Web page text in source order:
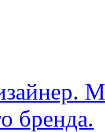
бренда.